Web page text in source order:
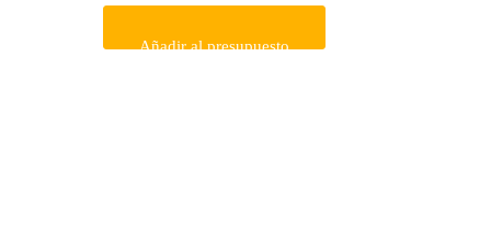
Añadir al presupuesto